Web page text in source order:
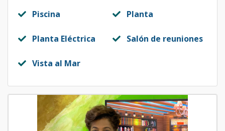
Piscina Planta
Planta Eléctrica Salón de reuniones
Vista al Mar